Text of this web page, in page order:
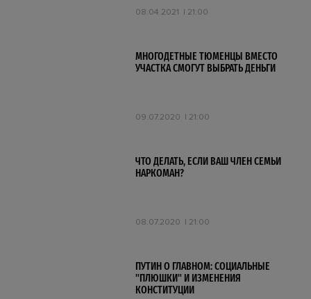
08.04.2021 21:00
МНОГОДЕТНЫЕ ТЮМЕНЦЫ ВМЕСТО
УЧАСТКА СМОГУТ ВЫБРАТЬ ДЕНЬГИ
09.07.2020 21:00
ЧТО ДЕЛАТЬ, ЕСЛИ ВАШ ЧЛЕН СЕМЬИ
НАРКОМАН?
08.07.2020 21:00
ПУТИН О ГЛАВНОМ: СОЦИАЛЬНЫЕ
"ПЛЮШКИ" И ИЗМЕНЕНИЯ
КОНСТИТУЦИИ